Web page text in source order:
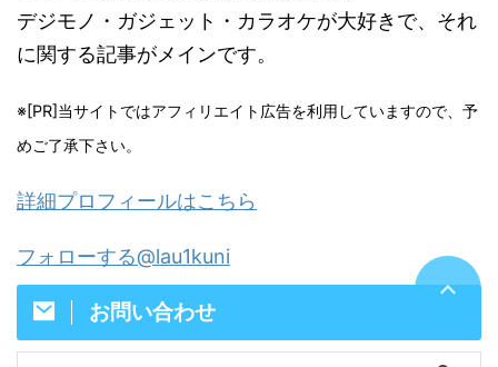
デジモノ・ガジェット・カラオケが大好きで、それ
に関する記事がメインです。
※[PR]当サイトではアフィリエイト広告を利用していますので、予
めご了承下さい。
詳細プロフィールはこちら
フォローする@lau1kuni
お問い合わせ